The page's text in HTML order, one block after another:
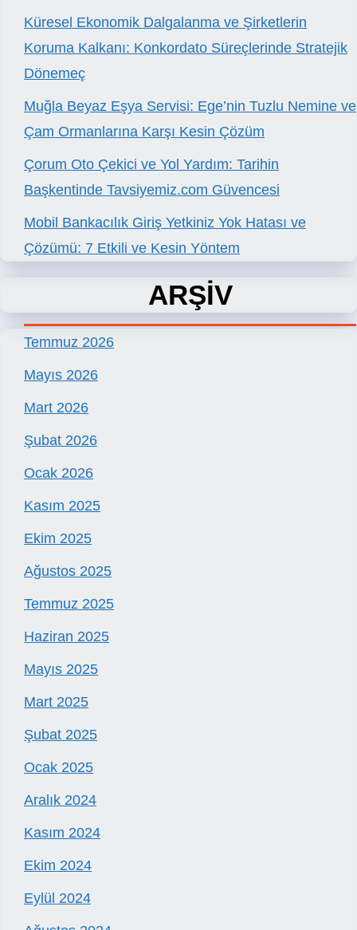
Küresel Ekonomik Dalgalanma ve Şirketlerin
Koruma Kalkanı: Konkordato Süreçlerinde Stratejik
Dönemeç
Muğla Beyaz Eşya Servisi: Ege’nin Tuzlu Nemine ve
Çam Ormanlarına Karşı Kesin Çözüm
Çorum Oto Çekici ve Yol Yardım: Tarihin
Başkentinde Tavsiyemiz.com Güvencesi
Mobil Bankacılık Giriş Yetkiniz Yok Hatası ve
Çözümü: 7 Etkili ve Kesin Yöntem
ARŞİV
Temmuz 2026
Mayıs 2026
Mart 2026
Şubat 2026
Ocak 2026
Kasım 2025
Ekim 2025
Ağustos 2025
Temmuz 2025
Haziran 2025
Mayıs 2025
Mart 2025
Şubat 2025
Ocak 2025
Aralık 2024
Kasım 2024
Ekim 2024
Eylül 2024